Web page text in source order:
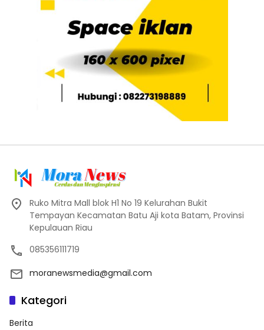
Ruko Mitra Mall blok H1 No 19 Kelurahan Bukit
Tempayan Kecamatan Batu Aji kota Batam, Provinsi
Kepulauan Riau
085356111719
moranewsmedia@gmail.com
Kategori
Berita